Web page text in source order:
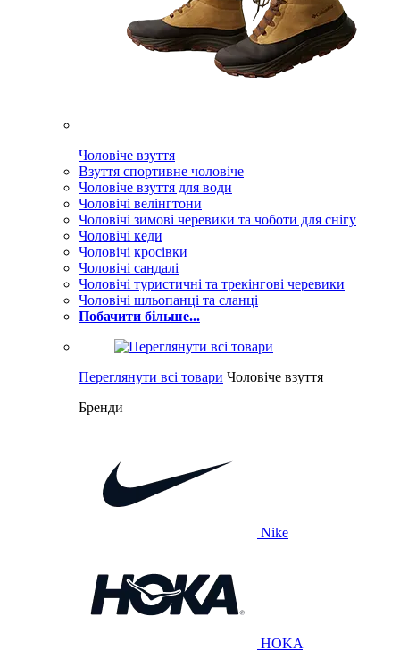
Чоловіче взуття
Взуття спортивне чоловіче
Чоловіче взуття для води
Чоловічі велінгтони
Чоловічі зимові черевики та чоботи для снігу
Чоловічі кеди
Чоловічі кросівки
Чоловічі сандалі
Чоловічі туристичні та трекінгові черевики
Чоловічі шльопанці та сланці
Побачити більше...
Переглянути всі товари Чоловіче взуття
Бренди
Nike
HOKA